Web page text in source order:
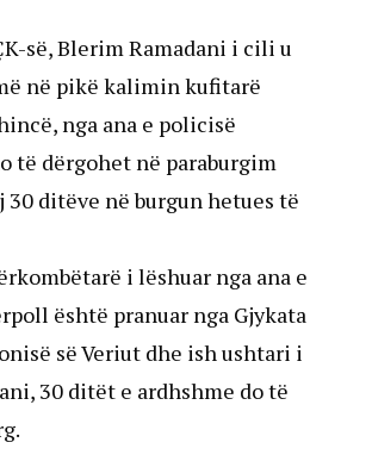
së, Blerim Ramadani i cili u
në pikë kalimin kufitarë
nga ana e policisë
të dërgohet në paraburgim
30 ditëve në burgun hetues të
i lëshuar nga ana e
është pranuar nga Gjykata
së Veriut dhe ish ushtari i
30 ditët e ardhshme do të